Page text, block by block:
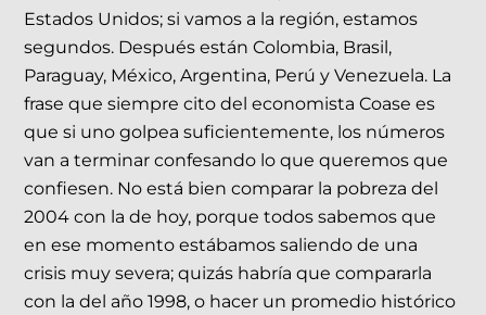
Estados Unidos; si vamos a la región, estamos
segundos. Después están Colombia, Brasil,
Paraguay, México, Argentina, Perú y Venezuela. La
frase que siempre cito del economista Coase es
que si uno golpea suficientemente, los números
van a terminar confesando lo que queremos que
confiesen. No está bien comparar la pobreza del
2004 con la de hoy, porque todos sabemos que
en ese momento estábamos saliendo de una
crisis muy severa; quizás habría que compararla
con la del año 1998, o hacer un promedio histórico